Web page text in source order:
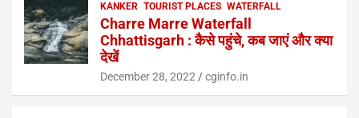
KANKER TOURIST PLACES WATERFALL
Charre Marre Waterfall
Chhattisgarh : कैसे पहुंचे, कब जाएं और क्या
देखें
December 28, 2022 cginfo.in